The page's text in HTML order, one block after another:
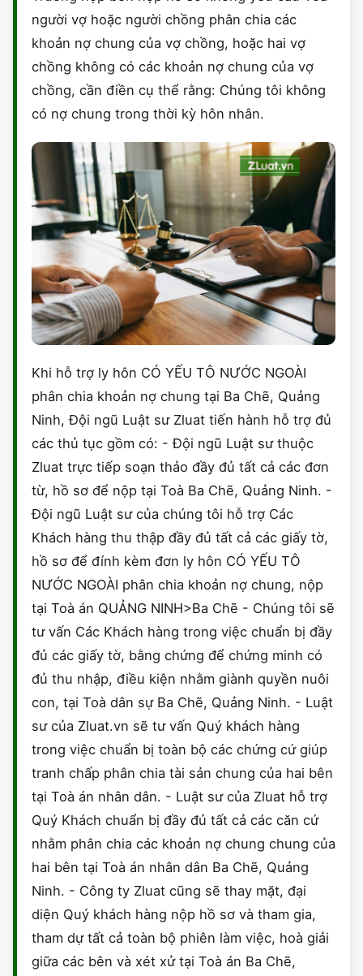
người vợ hoặc người chồng phân chia các
khoản nợ chung của vợ chồng, hoặc hai vợ
chồng không có các khoản nợ chung của vợ
chồng, cần điền cụ thể rằng: Chúng tôi không
có nợ chung trong thời kỳ hôn nhân.
Khi hỗ trợ ly hôn CÓ YẾU TÔ NƯỚC NGOÀI
phân chia khoản nợ chung tại Ba Chẽ, Quảng
Ninh, Đội ngũ Luật sư Zluat tiến hành hỗ trợ đủ
các thủ tục gồm có: - Đội ngũ Luật sư thuộc
Zluat trực tiếp soạn thảo đầy đủ tất cả các đơn
từ, hồ sơ để nộp tại Toà Ba Chẽ, Quảng Ninh. -
Đội ngũ Luật sư của chúng tôi hỗ trợ Các
Khách hàng thu thập đầy đủ tất cả các giấy tờ,
hồ sơ để đính kèm đơn ly hôn CÓ YẾU TÔ
NƯỚC NGOÀI phân chia khoản nợ chung, nộp
tại Toà án QUẢNG NINH>Ba Chẽ - Chúng tôi sẽ
tư vấn Các Khách hàng trong việc chuẩn bị đầy
đủ các giấy tờ, bằng chứng để chứng minh có
đủ thu nhập, điều kiện nhằm giành quyền nuôi
con, tại Toà dân sự Ba Chẽ, Quảng Ninh. - Luật
sư của Zluat.vn sẽ tư vấn Quý khách hàng
trong việc chuẩn bị toàn bộ các chứng cứ giúp
tranh chấp phân chia tài sản chung của hai bên
tại Toà án nhân dân. - Luật sư của Zluat hỗ trợ
Quý Khách chuẩn bị đầy đủ tất cả các căn cứ
nhằm phân chia các khoản nợ chung chung của
hai bên tại Toà án nhân dân Ba Chẽ, Quảng
Ninh. - Công ty Zluat cũng sẽ thay mặt, đại
diện Quý khách hàng nộp hồ sơ và tham gia,
tham dự tất cả toàn bộ phiên làm việc, hoà giải
giữa các bên và xét xử tại Toà án Ba Chẽ,